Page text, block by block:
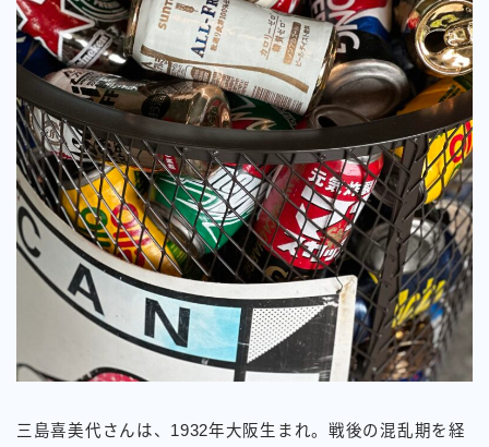
三島喜美代さんは、1932年大阪生まれ。戦後の混乱期を経